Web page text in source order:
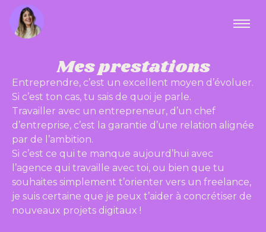
Mes prestations
Entreprendre, c’est un excellent moyen d’évoluer.
Si c’est ton cas, tu sais de quoi je parle.
Travailler avec un entrepreneur, d’un chef
d’entreprise, c’est la garantie d’une relation alignée
par de l’ambition.
Si c’est ce qui te manque aujourd’hui avec
l’agence qui travaille avec toi, ou bien que tu
souhaites simplement t’orienter vers un freelance,
je suis certaine que je peux t’aider à concrétiser de
nouveaux projets digitaux !